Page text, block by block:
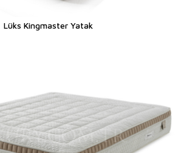
Lüks Kingmaster Yatak